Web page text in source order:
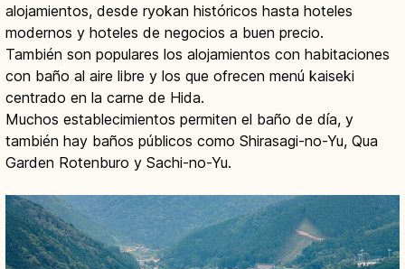
alojamientos, desde ryokan históricos hasta hoteles
modernos y hoteles de negocios a buen precio.
También son populares los alojamientos con habitaciones
con baño al aire libre y los que ofrecen menú kaiseki
centrado en la carne de Hida.
Muchos establecimientos permiten el baño de día, y
también hay baños públicos como Shirasagi-no-Yu, Qua
Garden Rotenburo y Sachi-no-Yu.